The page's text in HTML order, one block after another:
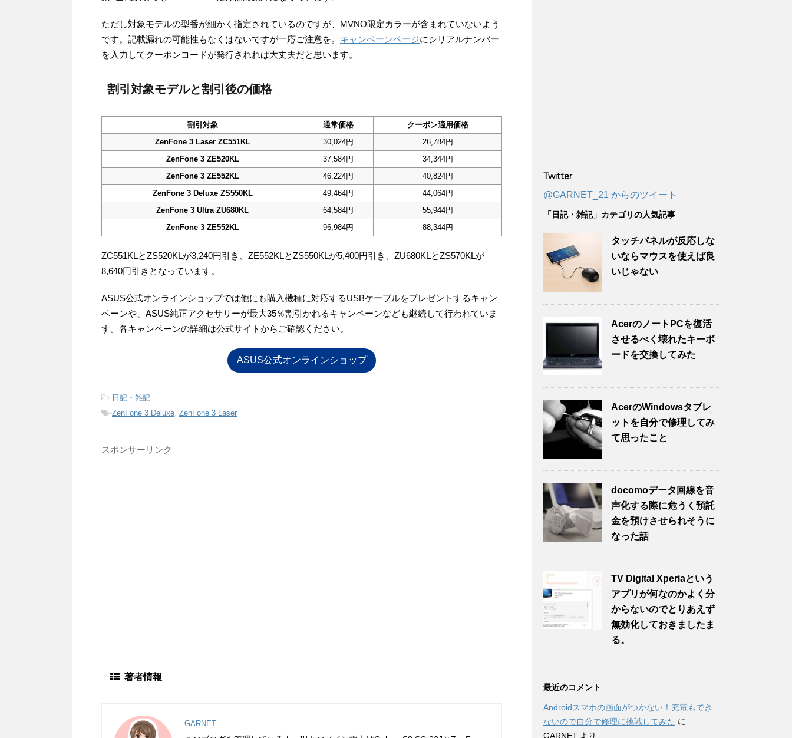
ただし対象モデルの型番が細かく指定されているのですが、MVNO限定カラーが含まれていないよう
です。記載漏れの可能性もなくはないですが一応ご注意を。 キャンペーンページにシリアルナンバー
を入力してクーポンコードが発行されれば大丈夫だと思います。
割引対象モデルと割引後の価格
割引対象 通常価格
クーポン適用価格
ZenFone 3 Laser ZC551KL
30,024円
26,784円
ZenFone 3 ZE520KL
37,584円
34,344円
ZenFone 3 ZE552KL
46,224円
40,824円
ZenFone 3 Deluxe ZS550KL
49,464円
44,064円
ZenFone 3 Ultra ZU680KL
64,584円
55,944円
ZenFone 3 ZE552KL
96,984円 88,344円
ZC551KLとZS520KLが3,240円引き、ZE552KLとZS550KLが5,400円引き、ZU680KLとZS570KLが
8,640円引きとなっています。
ASUS公式オンラインショップでは他にも購入機種に対応するUSBケーブルをプレゼントするキャン
ペーンや、ASUS純正アクセサリーが最大35％割引かれるキャンペーンなども継続して行われていま
す。各キャンペーンの詳細は公式サイトからご確認ください。
ASUS公式オンラインショップ
-日記・雑記
-ZenFone 3 Deluxe ZenFone 3 Laser
スポンサーリンク
著者情報
GARNET
Twitter
@GARNET_21 からのツイート
「日記・雑記」カテゴリの人気記事
タッチパネルが反応しな
いならマウスを使えば良
いじゃない
AcerのノートPCを復活
させるべく壊れたキーボ
ードを交換してみた
AcerのWindowsタブレ
ットを自分で修理してみ
て思ったこと
docomoデータ回線を音
声化する際に危うく預託
金を預けさせられそうに
なった話
TV Digital Xperiaという
アプリが何なのかよく分
からないのでとりあえず
無効化しておきましたま
る。
最近のコメント
Androidスマホの画面がつかない！充電もでき
ないので自分で修理に挑戦してみた に
GARNET より